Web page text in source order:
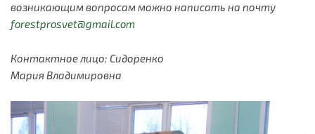
возникающим вопросам можно написать на почту
forestprosvet@gmail.com
Контактное лицо: Сидоренко
Мария Владимировна